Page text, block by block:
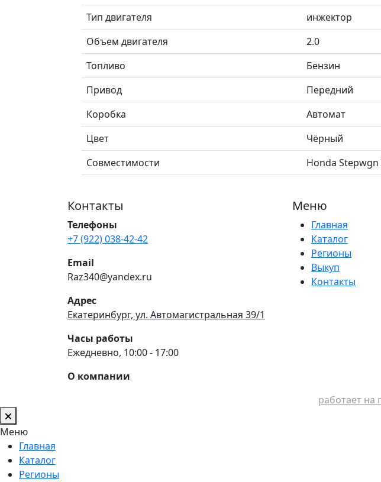
Тип двигателя
инжектор
Объем двигателя
2.0
Топливо
Бензин
Привод
Передний
Коробка
Автомат
Цвет
Чёрный
Совместимости
Honda Stepwgn
Контакты
Телефоны
+7 (922) 038-42-42
Email
Raz340@yandex.ru
Адрес
Екатеринбург, ул. Автомагистральная 39/1
Часы работы
Ежедневно, 10:00 - 17:00
О компании
Меню
Главная
Каталог
Регионы
Выкуп
Контакты
работает на
Меню
Главная
Каталог
Регионы